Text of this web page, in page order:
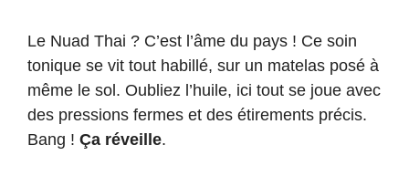
Le Nuad Thai ? C’est l’âme du pays ! Ce soin
tonique se vit tout habillé, sur un matelas posé à
même le sol. Oubliez l’huile, ici tout se joue avec
des pressions fermes et des étirements précis.
Bang ! Ça réveille.